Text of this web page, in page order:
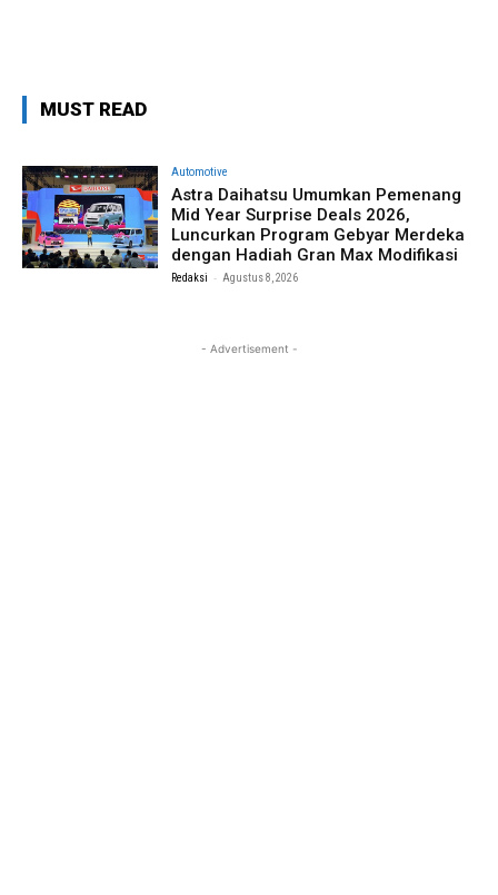
MUST READ
Automotive
Astra Daihatsu Umumkan Pemenang
Mid Year Surprise Deals 2026,
Luncurkan Program Gebyar Merdeka
dengan Hadiah Gran Max Modifikasi
Redaksi - Agustus 8, 2026
- Advertisement -